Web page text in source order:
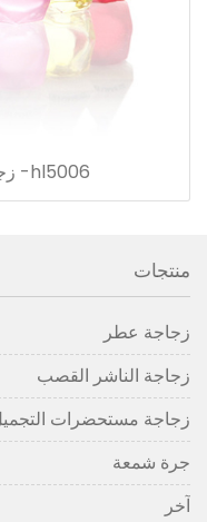
hl5006- زجاجة عطر للسيارة 8 مل
منتجات
زجاجة عطر
زجاجة الناشر القصب
زجاجة مستحضرات
جرة شمعة
آخر